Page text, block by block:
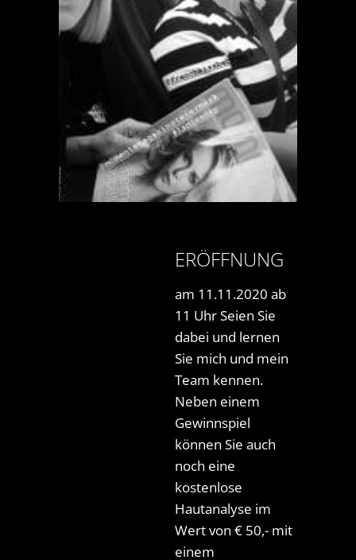
ERÖFFNUNG
am 11.11.2020 ab
11 Uhr Seien Sie
dabei und lernen
Sie mich und mein
Team kennen.
Neben einem
Gewinnspiel
können Sie auch
noch eine
kostenlose
Hautanalyse im
Wert von € 50,- mit
einem